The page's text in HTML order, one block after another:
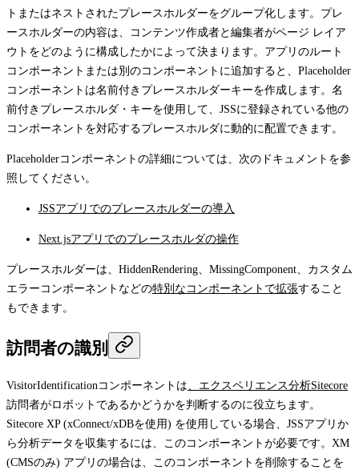
トまたはネストされたプレースホルダーをグループ化します。プレ
ースホルダーの内容は、コンテンツ作成者と編集者がページ レイア
ウトをどのように構成したかによって決まります。アプリのルート
コンポーネントまたは別のコンポーネントに追加すると、 Placeholder
コンポーネントは名前付きプレースホルダーキーを作成します。名
前付きプレースホルダ・キーを使用して、JSSに登録されている他の
コンポーネントを対応するプレースホルダに動的に配置できます。
Placeholderコンポーネントの詳細については、次のドキュメントを参
照してください。
JSSアプリでのプレースホルダーの導入
Next.jsアプリでのプレースホルダの操作
プレースホルダーは、 HiddenRendering、 MissingComponent、カスタム
エラーコンポーネントなどの特別なコンポーネントで拡張すること
もできます。
訪問者の識別
VisitorIdentificationコンポーネントは、エクスペリエンス分析Sitecore
訪問者がロボットであるかどうかを判断するのに役立ちます。
Sitecore XP (xConnect/xDBを使用) を使用している場合、JSSアプリか
ら分析データを収集するには、このコンポーネントが必要です。XM
(CMSのみ) アプリの場合は、このコンポーネントを削除することを